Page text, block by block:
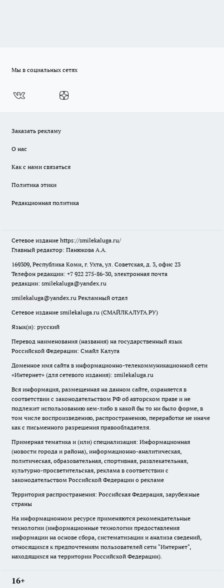
Мы в социальных сетях
Заказать рекламу
О нас
Как с нами связаться
Политика этики
Редакционная политика
Сетевое издание https://smilekaluga.ru/
Главный редактор: Панюкова А.А.
169309, Республика Коми, г. Ухта, ул. Советская, д. 3, офис 23
Телефон редакции: +7 922 275-86-30, электронная почта
редакции: smilekaluga@yandex.ru
smilekaluga@yandex.ru Рекламный отдел
Сетевое издание smilekaluga.ru (СМАЙЛКАЛУГА.РУ)
Язык(и): русский
Перевод наименования (названия) на государственный язык
Российской Федерации: Смайл Калуга
Доменное имя сайта в информационно-телекоммуникационной сети
«Интернет» (для сетевого издания): smilekaluga.ru
Вся информация, размещенная на данном сайте, охраняется в
соответствии с законодательством РФ об авторском праве и не
подлежит использованию кем-либо в какой бы то ни было форме, в
том числе воспроизведению, распространению, переработке не иначе
как с письменного разрешения правообладателя.
Примерная тематика и (или) специализация: Информационная
(новости города и района), информационно-аналитическая,
политическая, образовательная, спортивная, развлекательная,
культурно-просветительская, реклама в соответствии с
законодательством Российской Федерации о рекламе
Территория распространения: Российская Федерация, зарубежные
страны
На информационном ресурсе применяются рекомендательные
технологии (информационные технологии предоставления
информации на основе сбора, систематизации и анализа сведений,
относящихся к предпочтениям пользователей сети "Интернет",
находящихся на территории Российской Федерации).
16+